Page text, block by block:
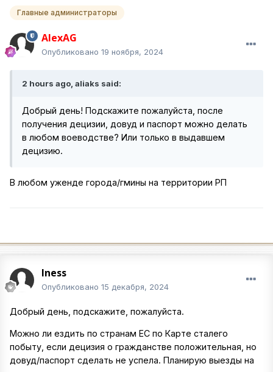
Главные администраторы
AlexAG
Опубликовано 19 ноября, 2024
2 hours ago, aliaks said:
Добрый день! Подскажите пожалуйста, после
получения децизии, довуд и паспорт можно делать
в любом воеводстве? Или только в выдавшем
децизию.
В любом уженде города/гмины на территории РП
Iness
Опубликовано 15 декабря, 2024
Добрый день, подскажите, пожалуйста.
Можно ли ездить по странам ЕС по Карте сталего
побыту, если децизия о гражданстве положительная, но
довуд/паспорт сделать не успела. Планирую выезды на